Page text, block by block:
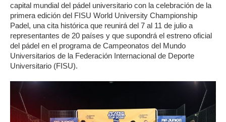
capital mundial del pádel universitario con la celebración de la
primera edición del FISU World University Championship
Padel, una cita histórica que reunirá del 7 al 11 de julio a
representantes de 20 países y que supondrá el estreno oficial
del pádel en el programa de Campeonatos del Mundo
Universitarios de la Federación Internacional de Deporte
Universitario (FISU).